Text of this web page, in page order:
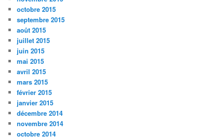
octobre 2015
septembre 2015
août 2015
juillet 2015
juin 2015
mai 2015
avril 2015
mars 2015
février 2015
janvier 2015
décembre 2014
novembre 2014
octobre 2014